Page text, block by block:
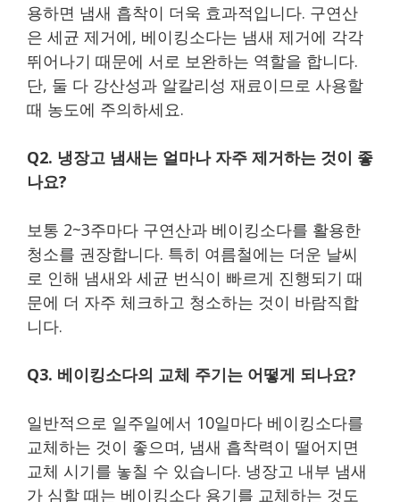
용하면 냄새 흡착이 더욱 효과적입니다. 구연산
은 세균 제거에, 베이킹소다는 냄새 제거에 각각
뛰어나기 때문에 서로 보완하는 역할을 합니다.
단, 둘 다 강산성과 알칼리성 재료이므로 사용할
때 농도에 주의하세요.
Q2. 냉장고 냄새는 얼마나 자주 제거하는 것이 좋
나요?
보통 2~3주마다 구연산과 베이킹소다를 활용한
청소를 권장합니다. 특히 여름철에는 더운 날씨
로 인해 냄새와 세균 번식이 빠르게 진행되기 때
문에 더 자주 체크하고 청소하는 것이 바람직합
니다.
Q3. 베이킹소다의 교체 주기는 어떻게 되나요?
일반적으로 일주일에서 10일마다 베이킹소다를
교체하는 것이 좋으며, 냄새 흡착력이 떨어지면
교체 시기를 놓칠 수 있습니다. 냉장고 내부 냄새
가 심할 때는 베이킹소다 용기를 교체하는 것도